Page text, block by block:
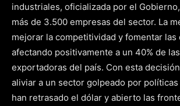
industriales, oficializada por el
más de 3.500 empresas del sector. La
mejorar la competitividad y fomentar
afectando positivamente a un 40% de
exportadoras del país. Con esta
aliviar a un sector golpeado por
han retrasado el dólar y abierto las